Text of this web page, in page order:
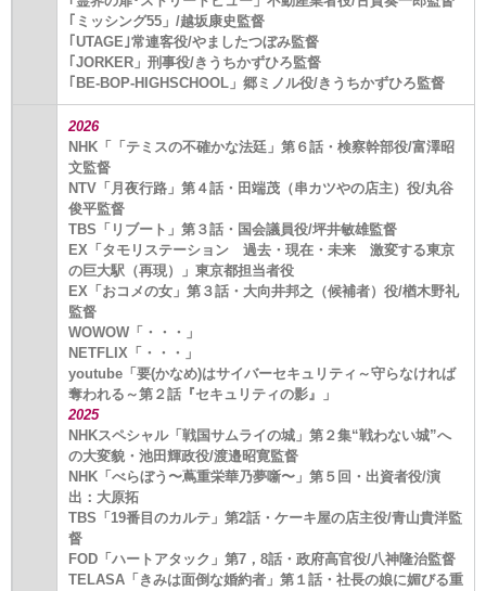
｢ミッシング55」/越坂康史監督
｢UTAGE｣常連客役/やましたつぼみ監督
｢JORKER」刑事役/きうちかずひろ監督
｢BE-BOP-HIGHSCHOOL」郷ミノル役/きうちかずひろ監督
2026
NHK「「テミスの不確かな法廷」第６話・検察幹部役/富澤昭
文監督
NTV「月夜行路」第４話・田端茂（串カツやの店主）役/丸谷
俊平監督
TBS「リブート」第３話・国会議員役/坪井敏雄監督
EX「タモリステーション 過去・現在・未来 激変する東京
の巨大駅（再現）」東京都担当者役
EX「おコメの女」第３話・大向井邦之（候補者）役/楢木野礼
監督
WOWOW「・・・」
NETFLIX「・・・」
youtube「要(かなめ)はサイバーセキュリティ～守らなければ
奪われる～第２話『セキュリティの影』」
2025
NHKスペシャル「戦国サムライの城」第２集“戦わない城”へ
の⼤変貌・池田輝政役/渡邉昭寛監督
NHK「べらぼう〜蔦重栄華乃夢噺〜」第５回・出資者役/演
出：大原拓
TBS「19番目のカルテ」第2話・ケーキ屋の店主役/青山貴洋監
督
FOD「ハートアタック」第7，8話・政府高官役/八神隆治監督
TELASA「きみは面倒な婚約者」第１話・社長の娘に媚びる重